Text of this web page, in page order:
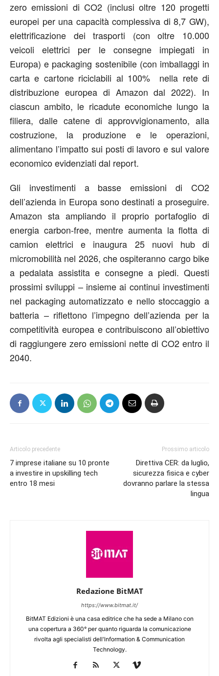
zero emissioni di CO2 (inclusi oltre 120 progetti
europei per una capacità complessiva di 8,7 GW),
elettrificazione dei trasporti (con oltre 10.000
veicoli elettrici per le consegne impiegati in
Europa) e packaging sostenibile (con imballaggi in
carta e cartone riciclabili al 100% nella rete di
distribuzione europea di Amazon dal 2022). In
ciascun ambito, le ricadute economiche lungo la
filiera, dalle catene di approvvigionamento, alla
costruzione, la produzione e le operazioni,
alimentano l’impatto sui posti di lavoro e sul valore
economico evidenziati dal report.
Gli investimenti a basse emissioni di CO2
dell’azienda in Europa sono destinati a proseguire.
Amazon sta ampliando il proprio portafoglio di
energia carbon-free, mentre aumenta la flotta di
camion elettrici e inaugura 25 nuovi hub di
micromobilità nel 2026, che ospiteranno cargo bike
a pedalata assistita e consegne a piedi. Questi
prossimi sviluppi – insieme ai continui investimenti
nel packaging automatizzato e nello stoccaggio a
batteria – riflettono l’impegno dell’azienda per la
competitività europea e contribuiscono all’obiettivo
di raggiungere zero emissioni nette di CO2 entro il
2040.
Articolo precedente
7 imprese italiane su 10 pronte
a investire in upskilling tech
entro 18 mesi
Prossimo articolo
Direttiva CER: da luglio,
sicurezza fisica e cyber
dovranno parlare la stessa
lingua
Redazione BitMAT
https://www.bitmat.it/
BitMAT Edizioni è una casa editrice che ha sede a Milano con
una copertura a 360° per quanto riguarda la comunicazione
rivolta agli specialisti dell'lnformation & Communication
Technology.